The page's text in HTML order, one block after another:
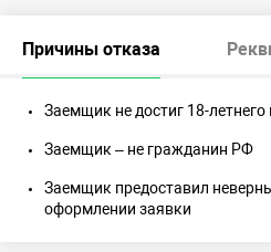
Причины отказа
Заемщик не достиг 18-летнего
Заемщик – не гражданин РФ
Заемщик предоставил
оформлении заявки